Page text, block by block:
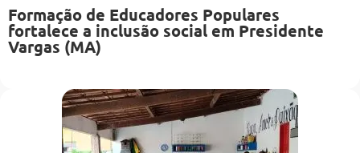
Formação de Educadores Populares
fortalece a inclusão social em Presidente
Vargas (MA)